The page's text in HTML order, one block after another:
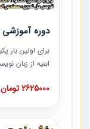
دوره
برای اولین بار
ابنیه از زبان
ردیف ها و
دوره به صورت
دوره با کلام
2625000 تومان